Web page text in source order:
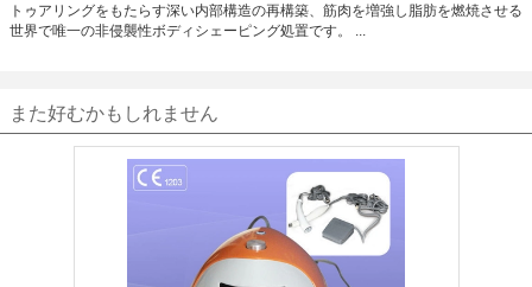
トゥアリングをもたらす深い内部構造の再構築、筋肉を増強し脂肪を燃焼させる
世界で唯一の非侵襲性ボディシェーピング処置です。 ...
また好むかもしれません